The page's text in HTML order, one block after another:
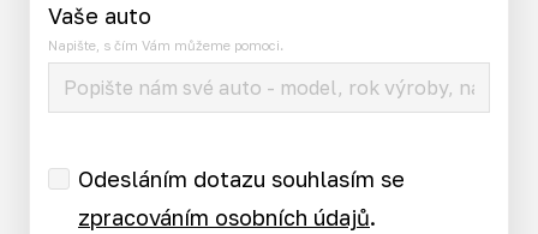
Vaše auto
Napište, s čím Vám můžeme pomoci.
Odesláním dotazu souhlasím se
zpracováním osobních údajů.